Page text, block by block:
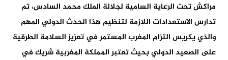
مراكش تحت الرعاية السامية لجلالة الملك محمد السادس، تم
تدارس الاستعدادات اللازمة لتنظيم هذا الحدث الدولي المهم
والذي يكريس التزام المغرب المستمر في تعزيز السلامة الطرقية
على الصعيد الدولي بحيث تعتبر المملكة المغربية شريك في